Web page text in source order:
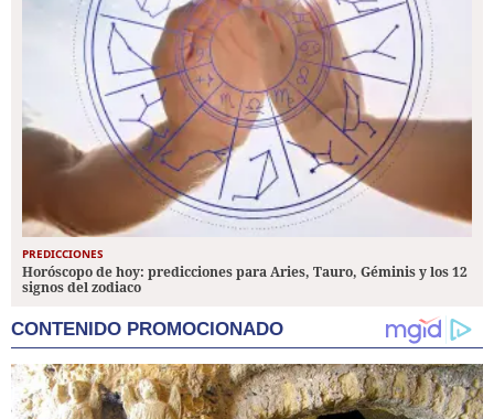
PREDICCIONES
Horóscopo de hoy: predicciones para Aries, Tauro, Géminis y los 12
signos del zodiaco
CONTENIDO PROMOCIONADO